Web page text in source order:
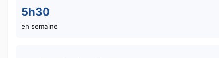
5h30
en semaine